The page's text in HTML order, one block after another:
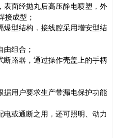
表面经抛丸后高压静电喷塑，外
接成型；
爆型结构，接线腔采用增安型结
组合；
断路器，通过操作壳盖上的手柄
据用户要求生产带漏电保护功能
电或通断之用，还可照明、动力